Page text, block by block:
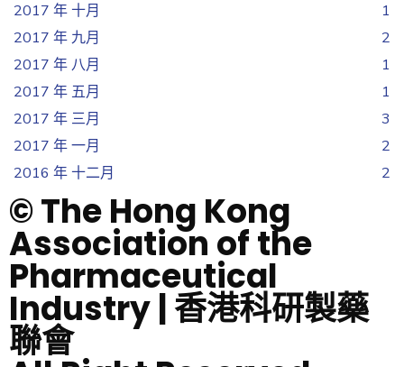
2017 年 十月
1
2017 年 九月
2
2017 年 八月
1
2017 年 五月
1
2017 年 三月
3
2017 年 一月
2
2016 年 十二月
2
© The Hong Kong
Association of the
Pharmaceutical
Industry | 香港科研製藥
聯會